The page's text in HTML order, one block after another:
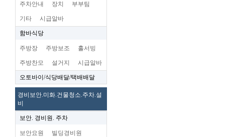
주차안내 장치 부부팀
기타 시급알바
함바식당
주방장 주방보조 홀서빙
주방찬모 설거지 시급알바
오토바이/식당배달/택배배달
경비보안.미화.건물청소.주차.설
비
보안. 경비원. 주차
보안요원 빌딩경비원